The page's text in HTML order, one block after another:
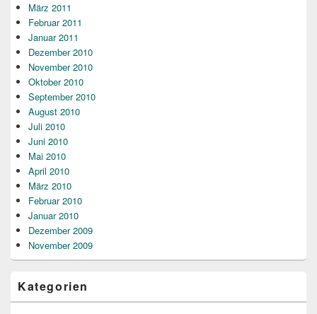
März 2011
Februar 2011
Januar 2011
Dezember 2010
November 2010
Oktober 2010
September 2010
August 2010
Juli 2010
Juni 2010
Mai 2010
April 2010
März 2010
Februar 2010
Januar 2010
Dezember 2009
November 2009
Kategorien